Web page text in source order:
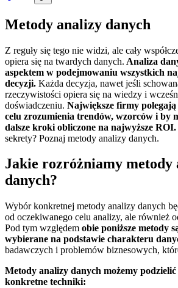
Metody analizy danych
Z reguły się tego nie widzi, ale cały
opiera się na twardych danych. Analiza
aspektem w podejmowaniu wszystkich
decyzji. Każda decyzja, nawet jeśli
rzeczywistości opiera się na wiedzy i
doświadczeniu. Największe firmy
celu zrozumienia trendów, wzorców i by
dalsze kroki obliczone na najwyższe ROI.
sekrety? Poznaj metody analizy danych.
Jakie rozróżniamy metody
danych?
Wybór konkretnej metody analizy danych
od oczekiwanego celu analizy, ale również
Pod tym względem obie poniższe metody
wybierane na podstawie charakteru
badawczych i problemów biznesowych,
Metody analizy danych możemy
konkretne techniki: